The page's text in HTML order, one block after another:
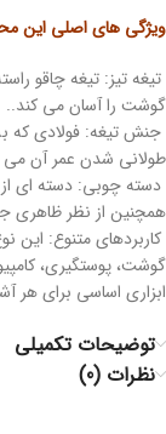
ویژگی های اصلی این
تیغه تیز: تیغه چاقو
گوشت را آسان می کند..
جنش تیغه: فولادی که
طولانی شدن عمر آن می
دسته چوبی: دسته ای
همچنین از نظر ظاهری
کاربردهای متنوع: این
گوشت، پوستگیری،
ابزاری اساسی برای هر
توضیحات تکمیلی
نظرات (0)